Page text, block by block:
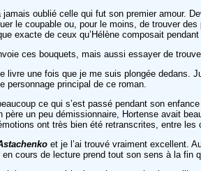
jamais oublié celle qui fut son premier
le coupable ou, pour le moins, de trouver
exacte de ceux qu’Hélène composait pendant
ces bouquets, mais aussi essayer de trouver
livre une fois que je me suis plongée
personnage principal de ce roman.
ce qui s’est passé pendant son
un peu démissionnaire, Hortense avait
ont très bien été retranscrites, entre
et je l’ai trouvé vraiment excellent.
cours de lecture prend tout son sens à la